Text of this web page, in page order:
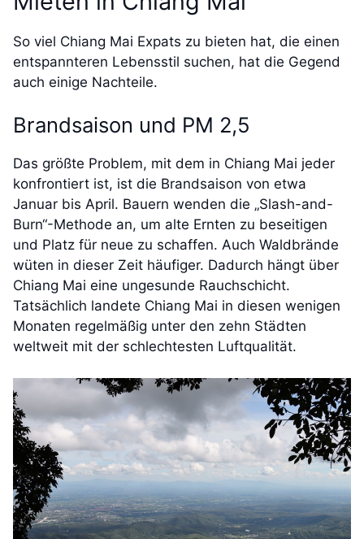
So viel Chiang Mai Expats zu bieten hat, die einen
entspannteren Lebensstil suchen, hat die Gegend
auch einige Nachteile.
Brandsaison und PM 2,5
Das größte Problem, mit dem in Chiang Mai jeder
konfrontiert ist, ist die Brandsaison von etwa
Januar bis April. Bauern wenden die „Slash-and-
Burn“-Methode an, um alte Ernten zu beseitigen
und Platz für neue zu schaffen. Auch Waldbrände
wüten in dieser Zeit häufiger. Dadurch hängt über
Chiang Mai eine ungesunde Rauchschicht.
Tatsächlich landete Chiang Mai in diesen wenigen
Monaten regelmäßig unter den zehn Städten
weltweit mit der schlechtesten Luftqualität.